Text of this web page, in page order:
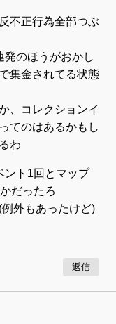
不正行為全部つぶ
発のほうがおかし
集金されてる状態
、コレクションイ
てのはあるかもし
わ
ント1回とマップ
だったろ
外もあったけど)
返信